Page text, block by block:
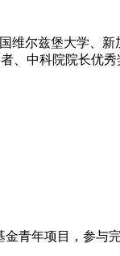
维尔兹堡大学、
、中科院院长优秀
青年项目，参与